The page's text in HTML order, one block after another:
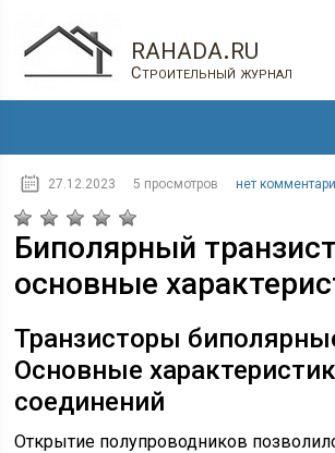
rahada.ru
Строительный журнал
27.12.2023 5 просмотров нет
Биполярный
основные
Транзисторы
Основные
соединений
Открытие полупроводников